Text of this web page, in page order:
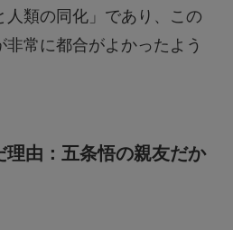
人類の同化」であり、この
非常に都合がよかったよう
理由：五条悟の親友だか